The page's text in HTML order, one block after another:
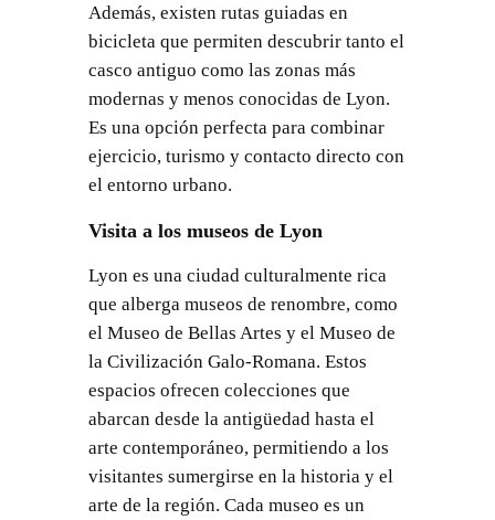
Además, existen rutas guiadas en
bicicleta que permiten descubrir tanto el
casco antiguo como las zonas más
modernas y menos conocidas de Lyon.
Es una opción perfecta para combinar
ejercicio, turismo y contacto directo con
el entorno urbano.
Visita a los museos de Lyon
Lyon es una ciudad culturalmente rica
que alberga museos de renombre, como
el Museo de Bellas Artes y el Museo de
la Civilización Galo-Romana. Estos
espacios ofrecen colecciones que
abarcan desde la antigüedad hasta el
arte contemporáneo, permitiendo a los
visitantes sumergirse en la historia y el
arte de la región. Cada museo es un